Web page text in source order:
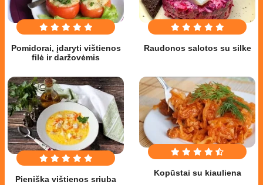
Pomidorai, įdaryti vištienos
filė ir daržovėmis
Raudonos salotos su silke
Pieniška vištienos sriuba
Kopūstai su kiauliena